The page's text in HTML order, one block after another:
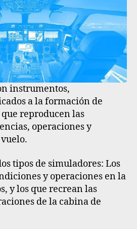
instrumentos,
a la formación de
reproducen las
operaciones y
tipos de simuladores: Los
y operaciones en la
y los que recrean las
de la cabina de